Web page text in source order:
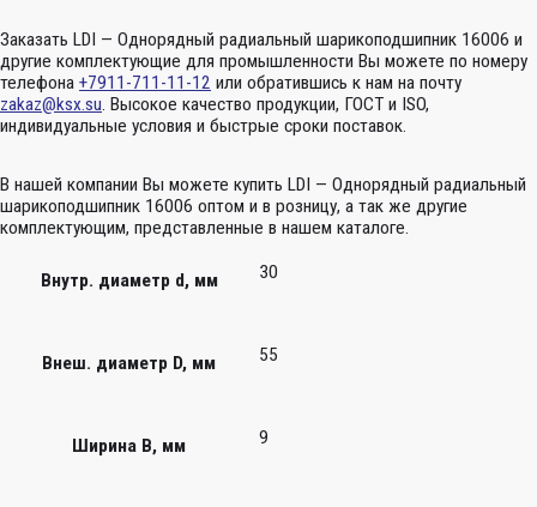
Заказать LDI — Однорядный радиальный шарикоподшипник 16006 и
другие комплектующие для промышленности Вы можете по номеру
телефона +7911-711-11-12 или обратившись к нам на почту
zakaz@ksx.su. Высокое качество продукции, ГОСТ и ISO,
индивидуальные условия и быстрые сроки поставок.
В нашей компании Вы можете купить LDI — Однорядный радиальный
шарикоподшипник 16006 оптом и в розницу, а так же другие
комплектующим, представленные в нашем каталоге.
Внутр. диаметр d, мм 30
Внеш. диаметр D, мм 55
Ширина B, мм 9